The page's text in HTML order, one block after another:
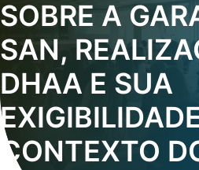
SOBRE A
SAN,
DHAA E SUA
CONTEXTO